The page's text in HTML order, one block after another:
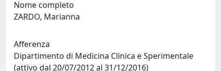
Nome completo
ZARDO, Marianna
Afferenza
Dipartimento di Medicina Clinica e Sperimentale
(attivo dal 20/07/2012 al 31/12/2016)